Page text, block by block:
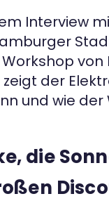
Interview
der
und wie
die